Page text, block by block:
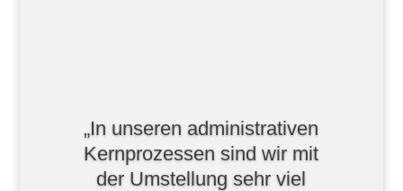
„In unseren administrativen
Kernprozessen sind wir mit
der Umstellung sehr viel